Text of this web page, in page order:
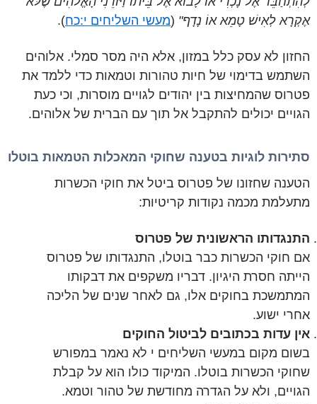
אֶקְרָא לְאִישׁ טָמֵא אוֹ נָדָף" (מעשי השליחים י:כח).
החזון לא עסק כלל במזון, אלא היה מסר סמלי. אלוהים
השתמש בדימוי של חיות טהורות וטמאות כדי ללמד את
פטרוס שהמחיצות בין יהודים לגויים מוסרות, וכי כעת
הגויים יכולים להתקבל אל תוך עם הברית של אלוהים.
סתירות לוגיות בטענה שחוקי המאכלות הטמאות בוטלו
הטענה שחזונו של פטרוס ביטל את חוקי הכשרות
מתעלמת מכמה נקודות קריטיות:
התנגדותו הראשונית של פטרוס
אם חוקי הכשרות כבר בוטלו, התנגדותו של פטרוס
הייתה חסרת היגיון. דבריו משקפים את דבקותו
המתמשכת בחוקים אלו, גם לאחר שנים של הליכה
אחרי ישוע.
אין עדות בכתובים לביטול החוקים
בשום מקום במעשי השליחים י לא נאמר במפורש
שחוקי הכשרות בוטלו. המיקוד כולו הוא על קבלת
הגויים, ולא על הגדרה מחודשת של טהור וטמא.